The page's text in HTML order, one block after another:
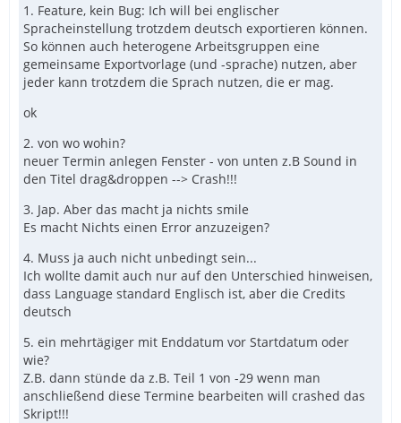
1. Feature, kein Bug: Ich will bei englischer
Spracheinstellung trotzdem deutsch exportieren können.
So können auch heterogene Arbeitsgruppen eine
gemeinsame Exportvorlage (und -sprache) nutzen, aber
jeder kann trotzdem die Sprach nutzen, die er mag.
ok
2. von wo wohin?
neuer Termin anlegen Fenster - von unten z.B Sound in
den Titel drag&droppen --> Crash!!!
3. Jap. Aber das macht ja nichts smile
Es macht Nichts einen Error anzuzeigen?
4. Muss ja auch nicht unbedingt sein...
Ich wollte damit auch nur auf den Unterschied hinweisen,
dass Language standard Englisch ist, aber die Credits
deutsch
5. ein mehrtägiger mit Enddatum vor Startdatum oder
wie?
Z.B. dann stünde da z.B. Teil 1 von -29 wenn man
anschließend diese Termine bearbeiten will crashed das
Skript!!!